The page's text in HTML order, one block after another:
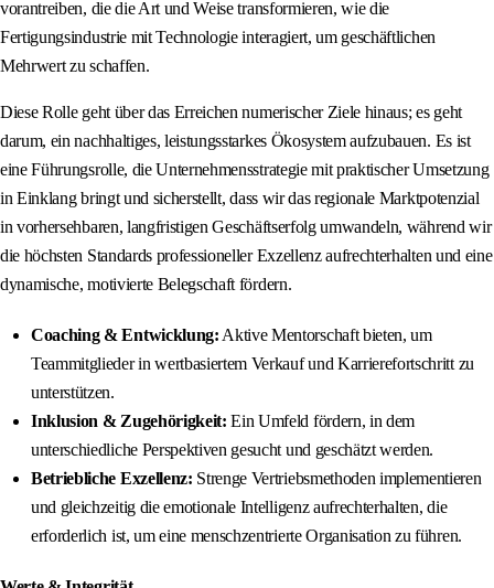
vorantreiben, die die Art und Weise transformieren, wie die
Fertigungsindustrie mit Technologie interagiert, um geschäftlichen
Mehrwert zu schaffen.
Diese Rolle geht über das Erreichen numerischer Ziele hinaus; es geht
darum, ein nachhaltiges, leistungsstarkes Ökosystem aufzubauen. Es ist
eine Führungsrolle, die Unternehmensstrategie mit praktischer Umsetzung
in Einklang bringt und sicherstellt, dass wir das regionale Marktpotenzial
in vorhersehbaren, langfristigen Geschäftserfolg umwandeln, während wir
die höchsten Standards professioneller Exzellenz aufrechterhalten und eine
dynamische, motivierte Belegschaft fördern.
Coaching & Entwicklung: Aktive Mentorschaft bieten, um
Teammitglieder in wertbasiertem Verkauf und Karrierefortschritt zu
unterstützen.
Inklusion & Zugehörigkeit: Ein Umfeld fördern, in dem
unterschiedliche Perspektiven gesucht und geschätzt werden.
Betriebliche Exzellenz: Strenge Vertriebsmethoden implementieren
und gleichzeitig die emotionale Intelligenz aufrechterhalten, die
erforderlich ist, um eine menschzentrierte Organisation zu führen.